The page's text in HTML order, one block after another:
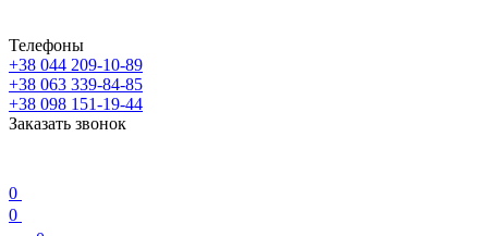
Телефоны
+38 044 209-10-89
+38 063 339-84-85
+38 098 151-19-44
Заказать звонок
0
0